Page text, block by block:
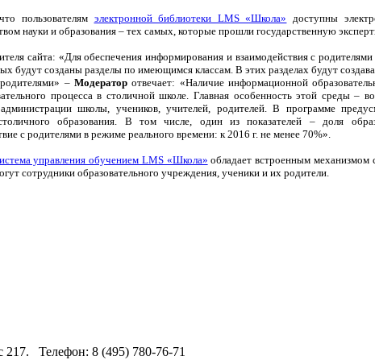
пользователям электронной библиотеки LMS «Школа» доступны
науки и образования – тех самых, которые прошли государственную
сайта: «Для обеспечения информирования и взаимодействия с
будут созданы разделы по имеющимся классам. В этих разделах будут
– Модератор отвечает: «Наличие информационной
процесса в столичной школе. Главная особенность этой среды –
администрации школы, учеников, учителей, родителей. В программе
образования. В том числе, один из показателей – доля
с родителями в режиме реального времени: к 2016 г. не менее 70%».
управления обучением LMS «Школа» обладает встроенным механизмом
сотрудники образовательного учреждения, ученики и их родители.
217. Телефон: 8 (495) 780-76-71